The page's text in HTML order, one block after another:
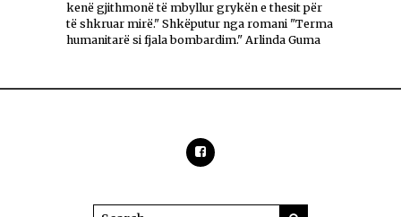
kenë gjithmonë të mbyllur grykën e thesit për
të shkruar mirë." Shkëputur nga romani "Terma
humanitarë si fjala bombardim." Arlinda Guma